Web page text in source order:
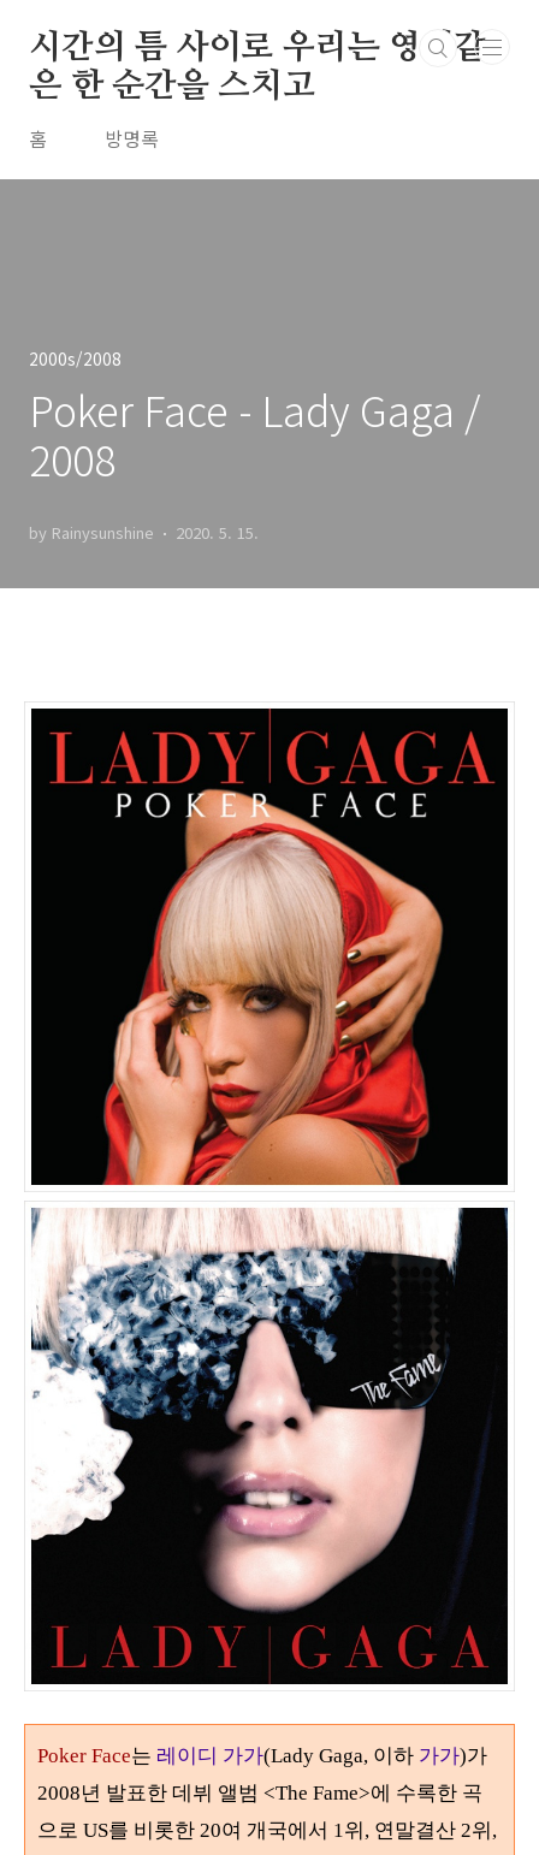
시간의 틈 사이로 우리는 영원같
은 한 순간을 스치고
홈 방명록
2000s/2008
Poker Face - Lady Gaga /
2008
by Rainysunshine 2020. 5. 15.
Poker Face는 레이디 가가(Lady Gaga, 이하 가가)가
2008년 발표한 데뷔 앨범 <The Fame>에 수록한 곡
으로 US를 비롯한 20여 개국에서 1위, 연말결산 2위,